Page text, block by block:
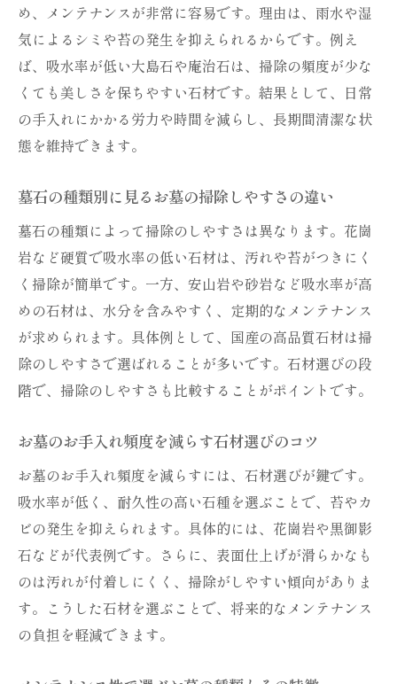
め、メンテナンスが非常に容易です。理由は、雨水や湿
気によるシミや苔の発生を抑えられるからです。例え
ば、吸水率が低い大島石や庵治石は、掃除の頻度が少な
くても美しさを保ちやすい石材です。結果として、日常
の手入れにかかる労力や時間を減らし、長期間清潔な状
態を維持できます。
墓石の種類別に見るお墓の掃除しやすさの違い
墓石の種類によって掃除のしやすさは異なります。花崗
岩など硬質で吸水率の低い石材は、汚れや苔がつきにく
く掃除が簡単です。一方、安山岩や砂岩など吸水率が高
めの石材は、水分を含みやすく、定期的なメンテナンス
が求められます。具体例として、国産の高品質石材は掃
除のしやすさで選ばれることが多いです。石材選びの段
階で、掃除のしやすさも比較することがポイントです。
お墓のお手入れ頻度を減らす石材選びのコツ
お墓のお手入れ頻度を減らすには、石材選びが鍵です。
吸水率が低く、耐久性の高い石種を選ぶことで、苔やカ
ビの発生を抑えられます。具体的には、花崗岩や黒御影
石などが代表例です。さらに、表面仕上げが滑らかなも
のは汚れが付着しにくく、掃除がしやすい傾向がありま
す。こうした石材を選ぶことで、将来的なメンテナンス
の負担を軽減できます。